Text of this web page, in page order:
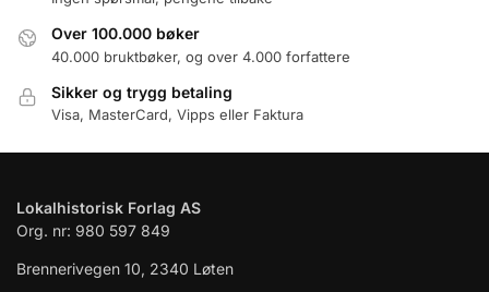
Over 100.000 bøker
40.000 bruktbøker, og over 4.000 forfattere
Sikker og trygg betaling
Visa, MasterCard, Vipps eller Faktura
Lokalhistorisk Forlag AS
Org. nr: 980 597 849
Brennerivegen 10, 2340 Løten